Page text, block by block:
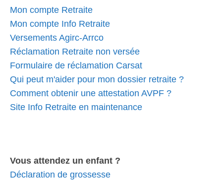
Mon compte Retraite
Mon compte Info Retraite
Versements Agirc-Arrco
Réclamation Retraite non versée
Formulaire de réclamation Carsat
Qui peut m'aider pour mon dossier retraite ?
Comment obtenir une attestation AVPF ?
Site Info Retraite en maintenance
Vous attendez un enfant ?
Déclaration de grossesse